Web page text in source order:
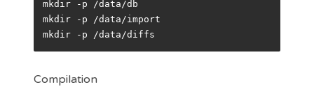
mkdir -p /data/db
mkdir -p /data/import
Compilation